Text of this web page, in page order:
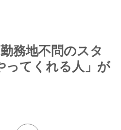
務地不問のスタ
てくれる人」が